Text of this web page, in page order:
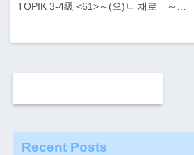
TOPIK 3-4級 <61>～(으)ㄴ 채로 ～…
Recent Posts